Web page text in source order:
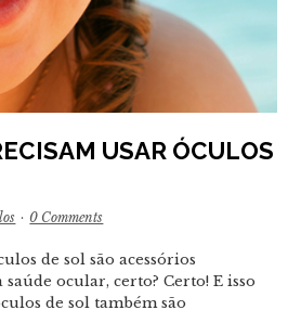
USAR ÓCULOS
· 0 Comments
de sol são acessórios
ocular, certo? Certo! E isso
de sol também são